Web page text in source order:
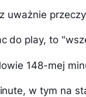
uważnie
do play, to
148-mej
w tym na